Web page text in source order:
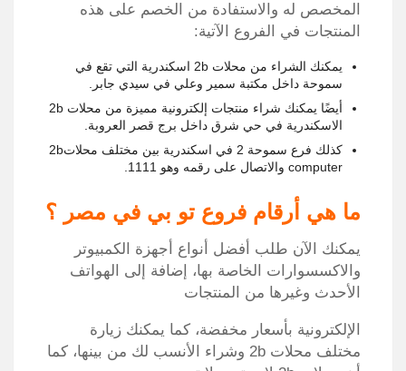
المخصص له والاستفادة من الخصم على هذه
المنتجات في الفروع الآتية:
يمكنك الشراء من محلات 2b اسكندرية التي تقع في
سموحة داخل مكتبة سمير وعلي في سيدي جابر.
أيضًا يمكنك شراء منتجات إلكترونية مميزة من محلات 2b
الاسكندرية في حي شرق داخل برج قصر العروبة.
كذلك فرع سموحة 2 في اسكندرية بين مختلف محلات2b
computer والاتصال على رقمه وهو 1111.
ما هي أرقام فروع تو بي في مصر ؟
يمكنك الآن طلب أفضل أنواع أجهزة الكمبيوتر
والاكسسوارات الخاصة بها، إضافة إلى الهواتف
الأحدث وغيرها من المنتجات
الإلكترونية بأسعار مخفضة، كما يمكنك زيارة
مختلف محلات 2b وشراء الأنسب لك من بينها، كما